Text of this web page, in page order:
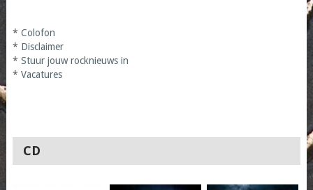
* Colofon
* Disclaimer
* Stuur jouw rocknieuws in
* Vacatures
CD